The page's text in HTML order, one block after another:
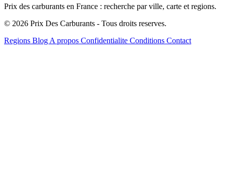
Prix des carburants en France : recherche par ville, carte et regions.
© 2026 Prix Des Carburants - Tous droits reserves.
Regions Blog A propos Confidentialite Conditions Contact